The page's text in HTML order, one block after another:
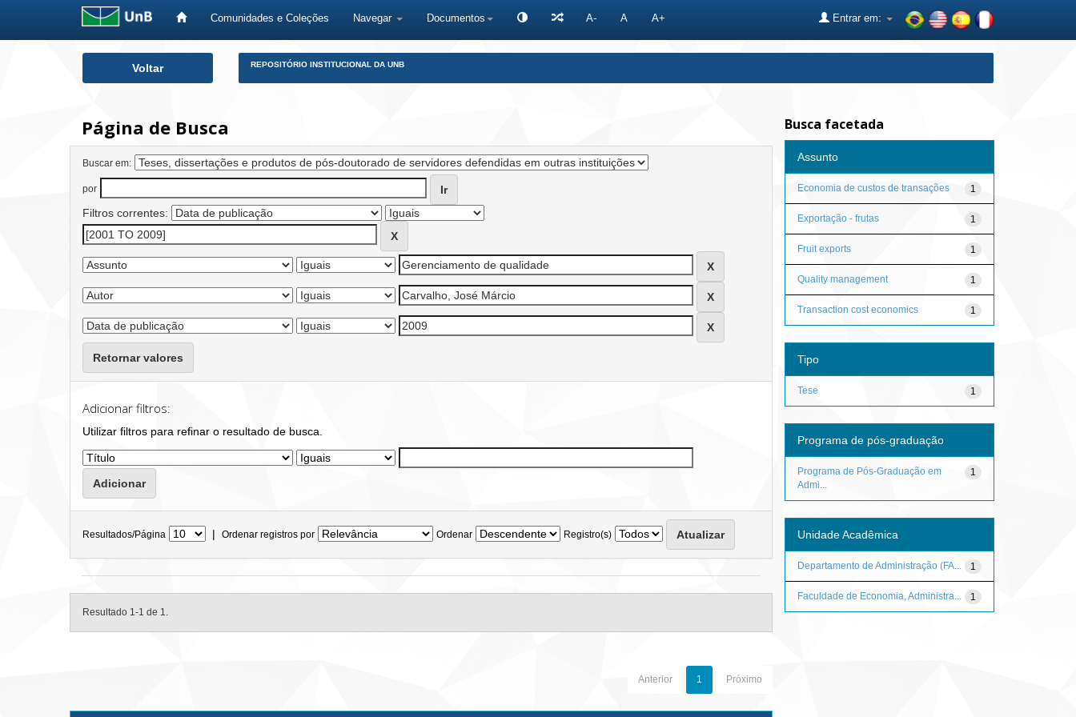
Comunidades e Coleções Navegar Documentos A- A A+ Entrar em:
Voltar REPOSITÓRIO INSTITUCIONAL DA UNB
Página de Busca
Buscar em:
por
Filtros correntes:
Retornar valores
Adicionar filtros:
Utilizar filtros para refinar o resultado de busca.
Resultados/Página | Ordenar registros por Ordenar Registro(s)
Resultado 1-1 de 1.
Anterior 1 Próximo
Busca facetada
Assunto
1
Economia de custos de transações
1
Exportação - frutas
1
Fruit exports
1
Quality management
1
Transaction cost economics
Tipo
1
Tese
Programa de pós-graduação
1
Programa de Pós-Graduação em
Admi...
Unidade Acadêmica
1
Departamento de Administração (FA...
1
Faculdade de Economia, Administra...